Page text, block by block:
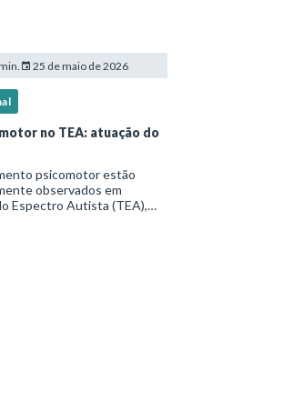
disso, surg
25 de maio de 2026
no TEA: atuação do
psicomotor estão
observados em
Espectro Autista (TEA),
do fisioterapeuta vai